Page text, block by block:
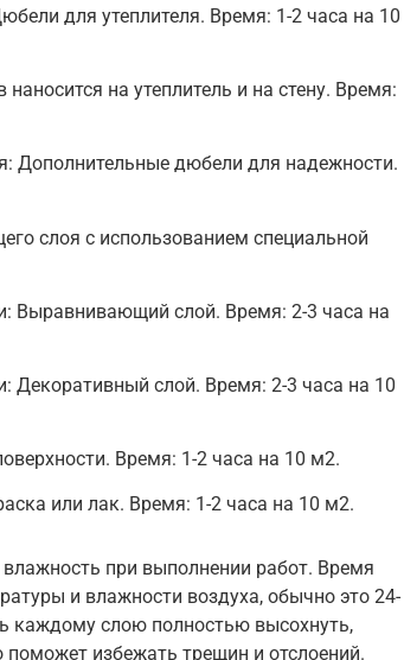
для утеплителя. Время: 1-2 часа на 10
на утеплитель и на стену. Время:
Дополнительные дюбели для надежности.
слоя с использованием специальной
Выравнивающий слой. Время: 2-3 часа на
Декоративный слой. Время: 2-3 часа на 10
Время: 1-2 часа на 10 м2.
или лак. Время: 1-2 часа на 10 м2.
при выполнении работ. Время
и влажности воздуха, обычно это 24-
каждому слою полностью высохнуть,
избежать трещин и отслоений.